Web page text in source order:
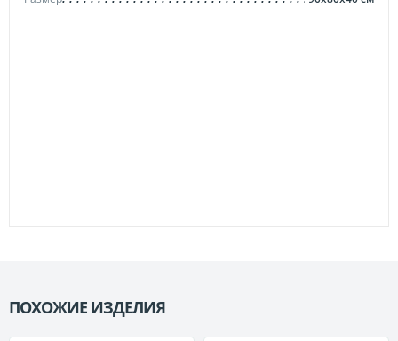
ПОХОЖИЕ ИЗДЕЛИЯ